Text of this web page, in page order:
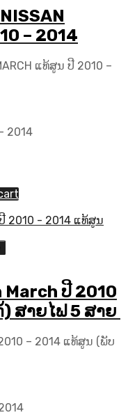
– 2014
ແທ້ສູນ ປີ​ 2010 –
2014
ປີ 2010
ສາຍໄຟ 5 ສາຍ
– 2014 ແທ້ສູນ (ພັບ